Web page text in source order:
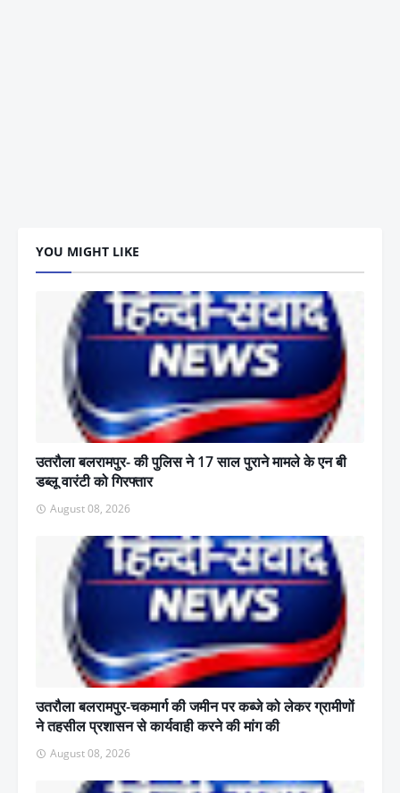
YOU MIGHT LIKE
उतरौला बलरामपुर- की पुलिस ने 17 साल पुराने मामले के एन बी
डब्लू वारंटी को गिरफ्तार
August 08, 2026
उतरौला बलरामपुर-चकमार्ग की जमीन पर कब्जे को लेकर ग्रामीणों
ने तहसील प्रशासन से कार्यवाही करने की मांग की
August 08, 2026